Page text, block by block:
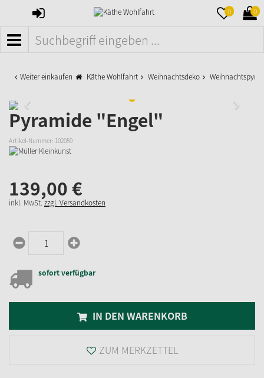
ANMELDEN 0 0
MENÜ
Weiter einkaufen Käthe Wohlfahrt Weihnachtsdeko
Pyramide "Engel"
Artikel-Nummer: 102059
139,00€
inkl. MwSt.zzgl. Versandkosten
sofort verfügbar
IN DEN WARENKORB
ZUM MERKZETTEL